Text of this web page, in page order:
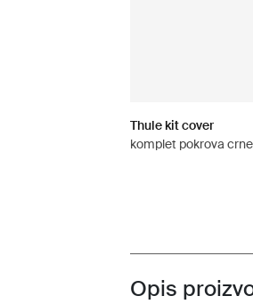
Thule kit cover
komplet pokrova
Toggle
Opis